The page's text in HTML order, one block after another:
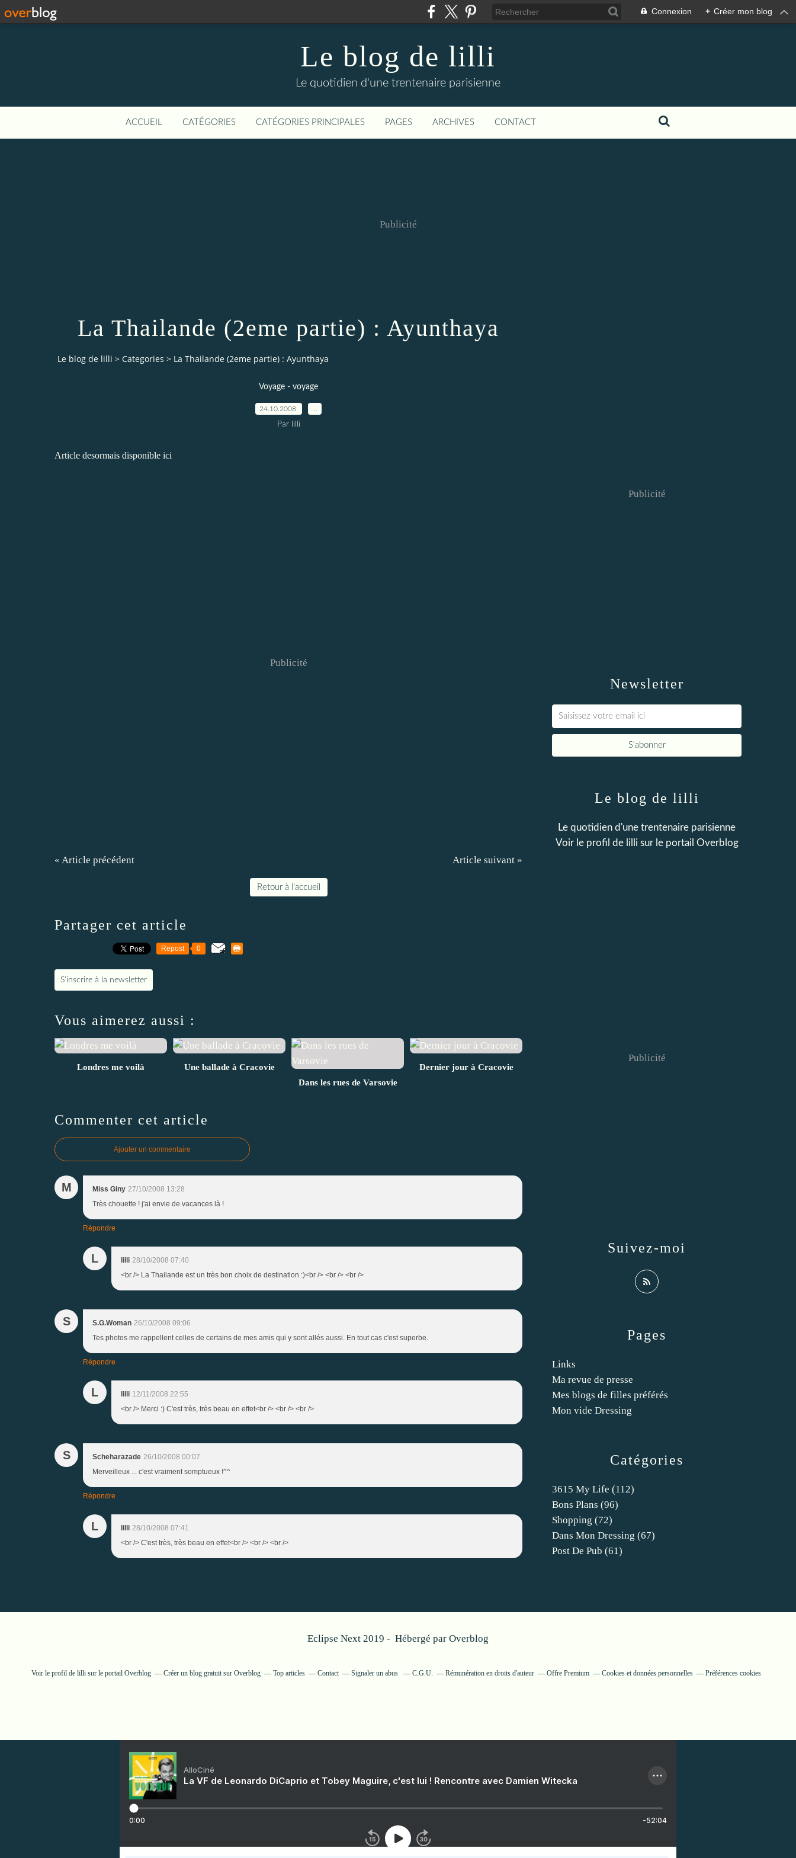
Connexion + Créer mon blog
Le blog de lilli
Le quotidien d'une trentenaire parisienne
ACCUEIL CATÉGORIES CATÉGORIES PRINCIPALES PAGES ARCHIVES CONTACT
Publicité
La Thailande (2eme partie) : Ayunthaya
Le blog de lilli > Categories > La Thailande (2eme partie) : Ayunthaya
Voyage - voyage
24.10.2008
Par lilli
Article desormais disponible ici
Publicité
« Article précédent Article suivant »
Retour à l'accueil
Partager cet article
Repost 0
S'inscrire à la newsletter
Vous aimerez aussi :
Londres me voilà
Une ballade à Cracovie
Dans les rues de Varsovie
Dernier jour à Cracovie
Commenter cet article
Ajouter un commentaire
M Miss Giny 27/10/2008 13:28
Très chouette ! j'ai envie de vacances là !
Répondre
L lilli 28/10/2008 07:40
<br /> La Thailande est un très bon choix de destination :)<br /> <br /> <br />
S S.G.Woman 26/10/2008 09:06
Tes photos me rappellent celles de certains de mes amis qui y sont allés aussi. En tout cas c'est superbe.
Répondre
L lilli 12/11/2008 22:55
<br /> Merci :) C'est très, très beau en effet<br /> <br /> <br />
S Scheharazade 26/10/2008 00:07
Merveilleux ... c'est vraiment somptueux !^^
Répondre
L lilli 28/10/2008 07:41
<br /> C'est très, très beau en effet<br /> <br /> <br />
Newsletter
Publicité
Catégories
3615 My Life (112)
Bons Plans (96)
Shopping (72)
Dans Mon Dressing (67)
Post De Pub (61)
Pages
Links
Ma revue de presse
Mes blogs de filles préférés
Mon vide Dressing
Le blog de lilli
Le quotidien d'une trentenaire parisienne
Voir le profil de lilli sur le portail Overblog
Suivez-moi
Publicité
Eclipse Next 2019 - Hébergé par Overblog
Voir le profil de lilli sur le portail Overblog Créer un blog gratuit sur Overblog Top articles Contact Signaler un abus C.G.U. Rémunération en droits d'auteur Offre Premium Cookies et données personnelles Préférences cookies
AlloCiné
La VF de Leonardo DiCaprio et Tobey Maguire, c'est lui ! Rencontre avec Damien Witecka
0:00 -52:04